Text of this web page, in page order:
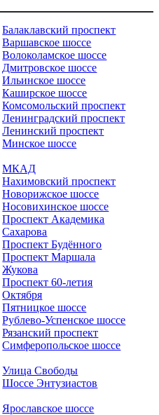
Балаклавский проспект
Варшавское шоссе
Волоколамское шоссе
Дмитровское шоссе
Ильинское шоссе
Каширское шоссе
Комсомольский проспект
Ленинградский проспект
Ленинский проспект
Минское шоссе
МКАД
Нахимовский проспект
Новорижское шоссе
Носовихинское шоссе
Проспект Академика
Сахарова
Проспект Будённого
Проспект Маршала
Жукова
Проспект 60-летия
Октября
Пятницкое шоссе
Рублево-Успенское шоссе
Рязанский проспект
Симферопольское шоссе
Улица Свободы
Шоссе Энтузиастов
Ярославское шоссе